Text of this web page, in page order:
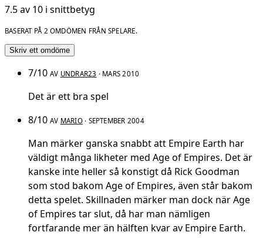
7.5 av 10 i snittbetyg
BASERAT PÅ 2 OMDÖMEN FRÅN SPELARE.
Skriv ett omdöme
7/10 AV UNDRAR23 · MARS 2010
Det är ett bra spel
8/10 AV MARIO· SEPTEMBER 2004
Man märker ganska snabbt att Empire Earth har
väldigt många likheter med Age of Empires. Det är
kanske inte heller så konstigt då Rick Goodman
som stod bakom Age of Empires, även står bakom
detta spelet. Skillnaden märker man dock när Age
of Empires tar slut, då har man nämligen
fortfarande mer än hälften kvar av Empire Earth.